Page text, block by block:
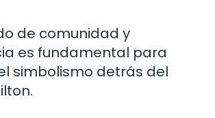
de comunidad y
es fundamental para
simbolismo detrás del